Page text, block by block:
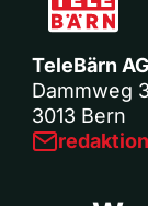
TeleBärn AG
Dammweg 3
3013 Bern